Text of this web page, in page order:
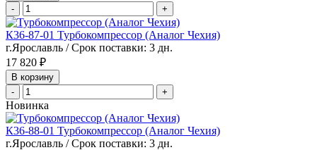
-
+
К36-87-01 Турбокомпрессор (Аналог Чехия)
г.Ярославль / Срок поставки: 3 дн.
17 820 ₽
В корзину
-
+
Новинка
К36-88-01 Турбокомпрессор (Аналог Чехия)
г.Ярославль / Срок поставки: 3 дн.